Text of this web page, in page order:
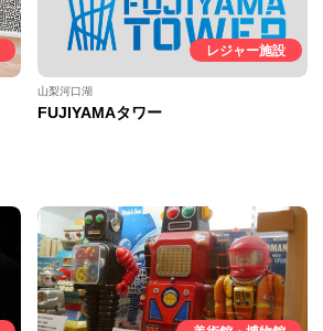
レジャー施設
山梨河口湖
FUJIYAMAタワー